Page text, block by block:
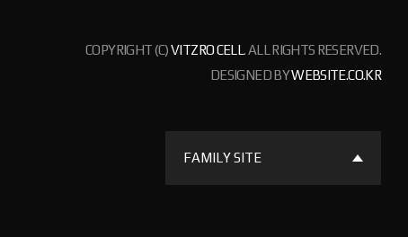
FAMILY SITE
COPYRIGHT (C)VITZRO CELL. ALL RIGHTS RESERVED.
DESIGNED BYWEBSITE.CO.KR